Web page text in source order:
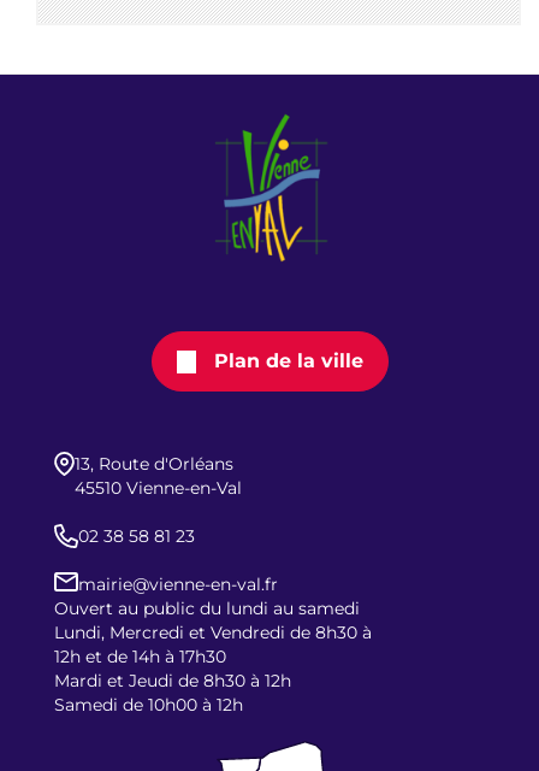
Plan de la ville
13, Route d'Orléans
45510 Vienne-en-Val
02 38 58 81 23
mairie@vienne-en-val.fr
Ouvert au public du lundi au samedi
Lundi, Mercredi et Vendredi de 8h30 à
12h et de 14h à 17h30
Mardi et Jeudi de 8h30 à 12h
Samedi de 10h00 à 12h